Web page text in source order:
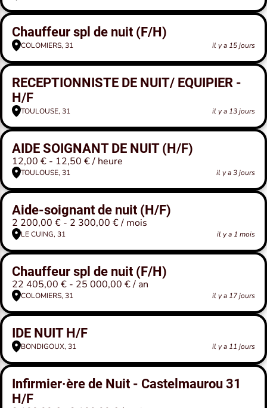
Chauffeur spl de nuit (F/H)
COLOMIERS, 31 il y a 15 jours
RECEPTIONNISTE DE NUIT/ EQUIPIER -
H/F
TOULOUSE, 31 il y a 13 jours
AIDE SOIGNANT DE NUIT (H/F)
12,00 € - 12,50 € / heure
TOULOUSE, 31 il y a 3 jours
Aide-soignant de nuit (H/F)
2 200,00 € - 2 300,00 € / mois
LE CUING, 31 il y a 1 mois
Chauffeur spl de nuit (F/H)
22 405,00 € - 25 000,00 € / an
COLOMIERS, 31 il y a 17 jours
IDE NUIT H/F
BONDIGOUX, 31 il y a 11 jours
Infirmier·ère de Nuit - Castelmaurou 31
H/F